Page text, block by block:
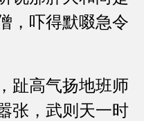
，吓得默啜急令
高气扬地班师
张，武则天一时